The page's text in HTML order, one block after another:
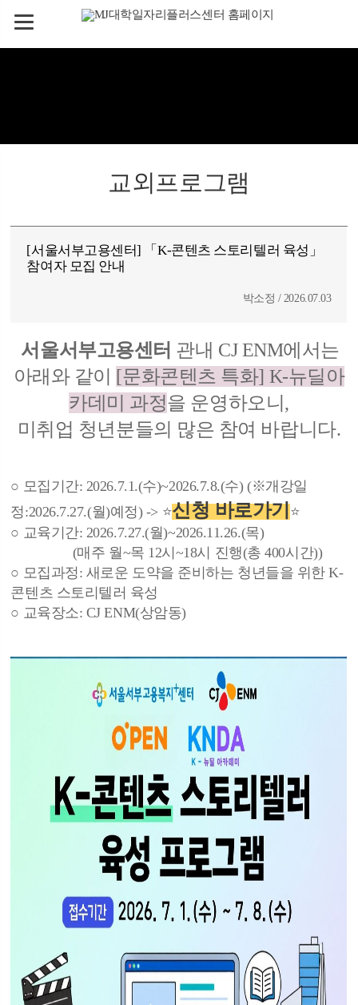
교외프로그램
[서울서부고용센터] 「K-콘텐츠 스토리텔러 육성」
참여자 모집 안내
박소정 / 2026.07.03
서울서부고용센터 관내 CJ ENM에서는
아래와 같이 [문화콘텐츠 특화] K-뉴딜아
카데미 과정을 운영하오니,
미취업 청년분들의 많은 참여 바랍니다.
○ 모집기간: 2026.7.1.(수)~2026.7.8.(수) (※개강일
정:2026.7.27.(월)예정) -> ⭐신청 바로가기⭐
○ 교육기간: 2026.7.27.(월)~2026.11.26.(목)
(매주 월~목 12시~18시 진행(총 400시간))
○ 모집과정: 새로운 도약을 준비하는 청년들을 위한 K-
콘텐츠 스토리텔러 육성
○ 교육장소: CJ ENM(상암동)